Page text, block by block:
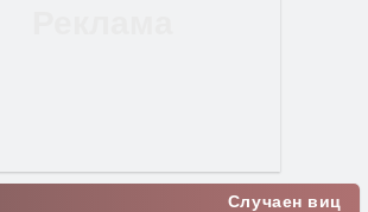
Случаен виц